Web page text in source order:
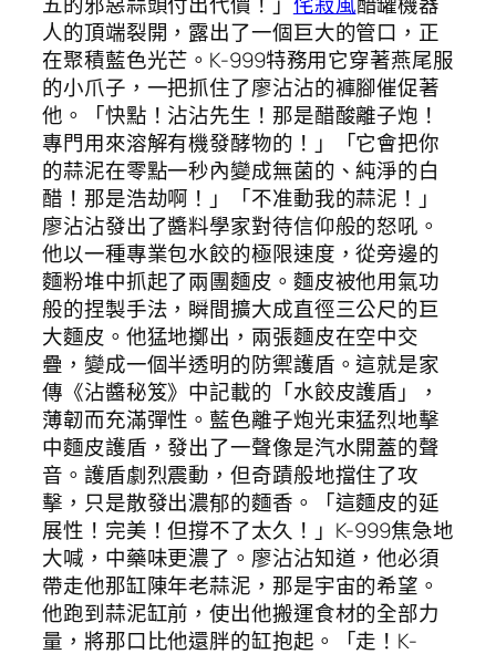
人的頂端裂開，露出了一個巨大的管口，正
在聚積藍色光芒。K-999特務用它穿著燕尾服
的小爪子，一把抓住了廖沾沾的褲腳催促著
他。「快點！沾沾先生！那是醋酸離子炮！
專門用來溶解有機發酵物的！」「它會把你
的蒜泥在零點一秒內變成無菌的、純淨的白
醋！那是浩劫啊！」「不准動我的蒜泥！」
廖沾沾發出了醬料學家對待信仰般的怒吼。
他以一種專業包水餃的極限速度，從旁邊的
麵粉堆中抓起了兩團麵皮。麵皮被他用氣功
般的捏製手法，瞬間擴大成直徑三公尺的巨
大麵皮。他猛地擲出，兩張麵皮在空中交
疊，變成一個半透明的防禦護盾。這就是家
傳《沾醬秘笈》中記載的「水餃皮護盾」，
薄韌而充滿彈性。藍色離子炮光束猛烈地擊
中麵皮護盾，發出了一聲像是汽水開蓋的聲
音。護盾劇烈震動，但奇蹟般地擋住了攻
擊，只是散發出濃郁的麵香。「這麵皮的延
展性！完美！但撐不了太久！」K-999焦急地
大喊，中藥味更濃了。廖沾沾知道，他必須
帶走他那缸陳年老蒜泥，那是宇宙的希望。
他跑到蒜泥缸前，使出他搬運食材的全部力
量，將那口比他還胖的缸抱起。「走！K-